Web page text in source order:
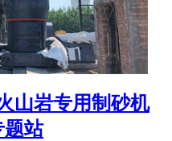
山岩专用制砂机
题站